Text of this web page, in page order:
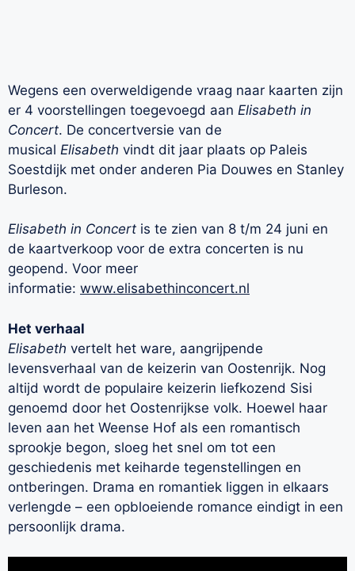
Wegens een overweldigende vraag naar kaarten zijn
er 4 voorstellingen toegevoegd aan Elisabeth in
Concert. De concertversie van de
musical Elisabeth vindt dit jaar plaats op Paleis
Soestdijk met onder anderen Pia Douwes en Stanley
Burleson.
Elisabeth in Concert is te zien van 8 t/m 24 juni en
de kaartverkoop voor de extra concerten is nu
geopend. Voor meer
informatie: www.elisabethinconcert.nl
Het verhaal
Elisabeth vertelt het ware, aangrijpende
levensverhaal van de keizerin van Oostenrijk. Nog
altijd wordt de populaire keizerin liefkozend Sisi
genoemd door het Oostenrijkse volk. Hoewel haar
leven aan het Weense Hof als een romantisch
sprookje begon, sloeg het snel om tot een
geschiedenis met keiharde tegenstellingen en
ontberingen. Drama en romantiek liggen in elkaars
verlengde – een opbloeiende romance eindigt in een
persoonlijk drama.